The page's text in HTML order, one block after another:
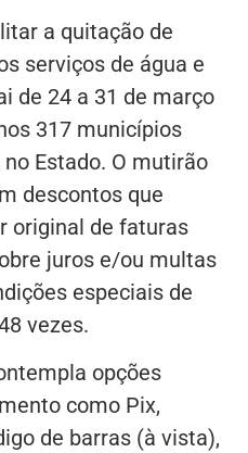
a quitação de
serviços de água e
de 24 a 31 de março
317 municípios
Estado. O mutirão
descontos que
original de faturas
juros e/ou multas
especiais de
vezes.
opções
como Pix,
de barras (à vista),